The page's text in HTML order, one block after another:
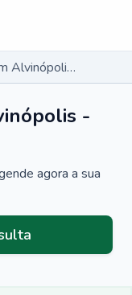
Clínico Geral em Alvinópolis - MG
-
agora a sua